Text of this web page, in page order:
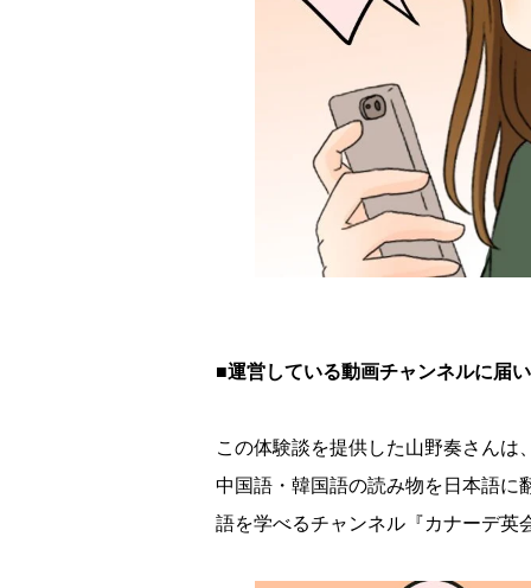
■運営している動画チャンネルに届
この体験談を提供した山野奏さん
中国語・韓国語の読み物を日本語に
語を学べるチャンネル『カナーデ英